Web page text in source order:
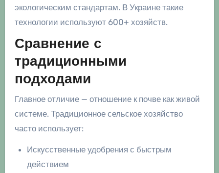
экологическим стандартам. В Украине такие
технологии используют 600+ хозяйств.
Сравнение с
традиционными
подходами
Главное отличие — отношение к почве как живой
системе. Традиционное сельское хозяйство
часто использует:
Искусственные удобрения с быстрым
действием